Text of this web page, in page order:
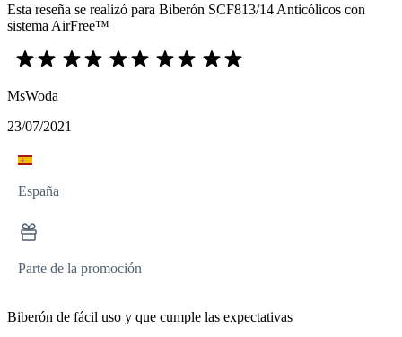
Esta reseña se realizó para Biberón SCF813/14 Anticólicos con
sistema AirFree™
MsWoda
23/07/2021
España
Parte de la promoción
Biberón de fácil uso y que cumple las expectativas